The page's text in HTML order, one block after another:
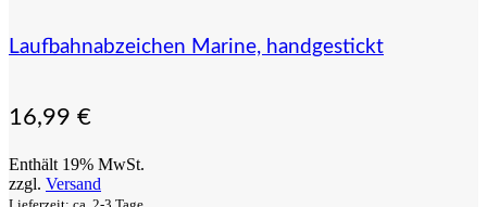
Laufbahnabzeichen Marine, handgestickt
16,99 €
Enthält 19% MwSt.
zzgl. Versand